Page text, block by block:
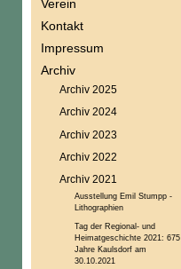
Verein
Kontakt
Impressum
Archiv
Archiv 2025
Archiv 2024
Archiv 2023
Archiv 2022
Archiv 2021
Ausstellung Emil Stumpp -
Lithographien
Tag der Regional- und
Heimatgeschichte 2021: 675
Jahre Kaulsdorf am
30.10.2021